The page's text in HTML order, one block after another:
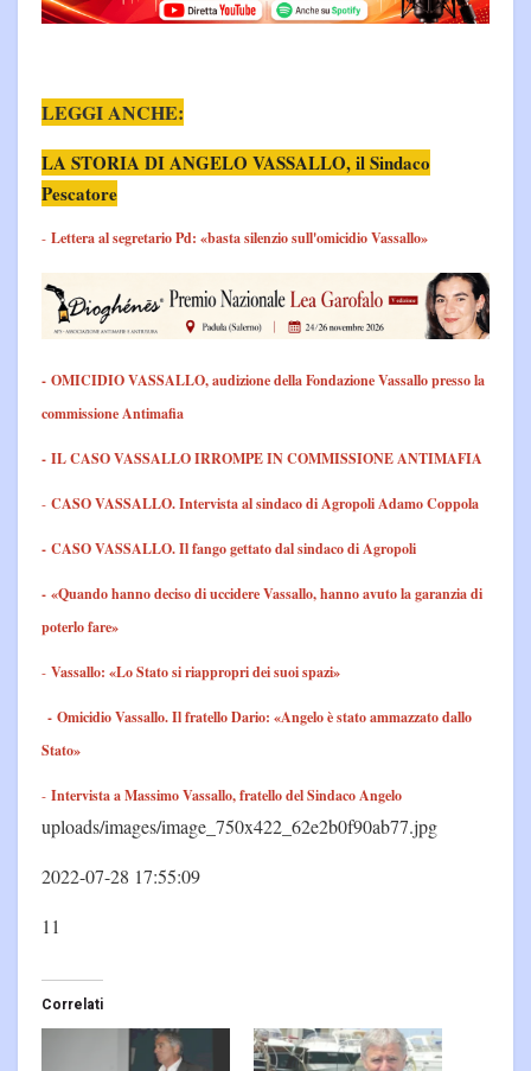
LEGGI ANCHE:
LA STORIA DI ANGELO VASSALLO, il Sindaco
Pescatore
- Lettera al segretario Pd: «basta silenzio sull'omicidio Vassallo»
- OMICIDIO VASSALLO, audizione della Fondazione Vassallo presso la
commissione Antimafia
- IL CASO VASSALLO IRROMPE IN COMMISSIONE ANTIMAFIA
- CASO VASSALLO. Intervista al sindaco di Agropoli Adamo Coppola
- CASO VASSALLO. Il fango gettato dal sindaco di Agropoli
- «Quando hanno deciso di uccidere Vassallo, hanno avuto la garanzia di
poterlo fare»
- Vassallo: «Lo Stato si riappropri dei suoi spazi»
- Omicidio Vassallo. Il fratello Dario: «Angelo è stato ammazzato dallo
Stato»
- Intervista a Massimo Vassallo, fratello del Sindaco Angelo
uploads/images/image_750x422_62e2b0f90ab77.jpg
2022-07-28 17:55:09
11
Correlati